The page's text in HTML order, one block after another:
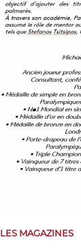
LES MAGAZINES